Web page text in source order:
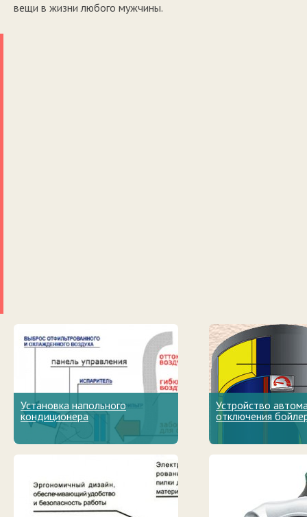
вещи в жизни любого мужчины.
Установка напольного
кондиционера
Устройство
отключения